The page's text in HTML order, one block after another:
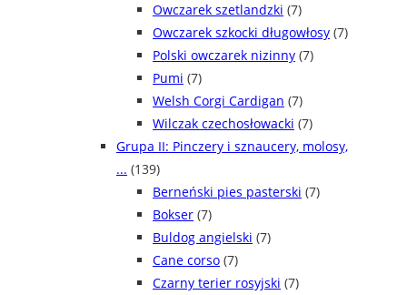
Owczarek szetlandzki (7)
Owczarek szkocki długowłosy (7)
Polski owczarek nizinny (7)
Pumi (7)
Welsh Corgi Cardigan (7)
Wilczak czechosłowacki (7)
Grupa II: Pinczery i sznaucery, molosy,
... (139)
Berneński pies pasterski (7)
Bokser (7)
Buldog angielski (7)
Cane corso (7)
Czarny terier rosyjski (7)